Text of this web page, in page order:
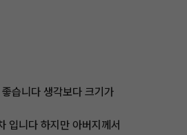
습니다 생각보다 크기가
입니다 하지만 아버지께서